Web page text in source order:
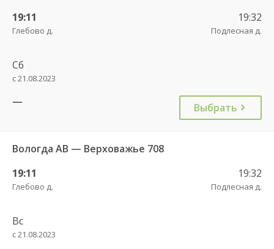
19:11
Глебово д.
19:32
Подлесная д.
Сб
с 21.08.2023
— Выбрать
Вологда АВ — Верховажье 708
19:11
Глебово д.
19:32
Подлесная д.
Вс
с 21.08.2023